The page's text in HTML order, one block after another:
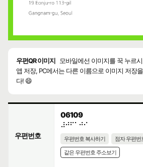
우편QR 이미지
모바일에선 이미지를 꾹 누르
앱 저장, PC에서는 다른 이름으로 이미지 저장
다! 😄
우편번호
06109
⠼⠚⠋⠁⠚⠊
우편번호 복사하기 점자 우편번
같은 우편번호 주소보기